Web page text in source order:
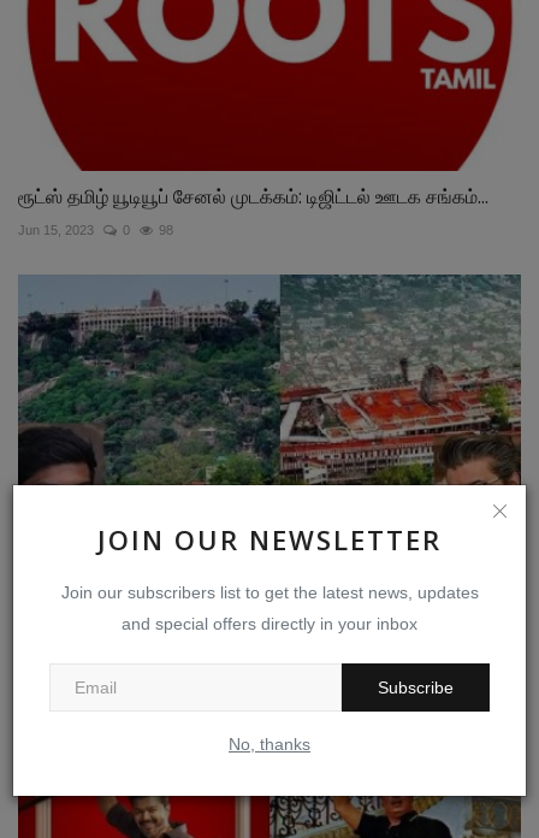
JOIN OUR NEWSLETTER
Join our subscribers list to get the latest news, updates
and special offers directly in your inbox
Subscribe
No, thanks
ரூட்ஸ் தமிழ் யூடியூப் சேனல் முடக்கம்: டிஜிட்டல் ஊடக சங்கம்...
Jun 15, 2023 0 98
பழனி கோவில் நில மோசடி விவகாரத்தில் பாஜகவும் திமுகவும்
கைகோர்த்து...